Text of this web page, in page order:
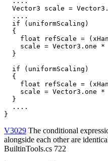
Vector3 scale =
  ....
if (uniformScaling)
  {
float refScale =
scale = Vector3.one *
  }
if (uniformScaling)
  {
float refScale =
scale = Vector3.one *
  }
  ....
}
V3029 The conditional
alongside each other are
BuiltinTools.cs 722